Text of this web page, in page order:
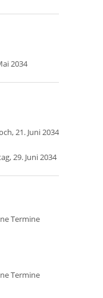
2034
21. Juni 2034
29. Juni 2034
Termine
Termine